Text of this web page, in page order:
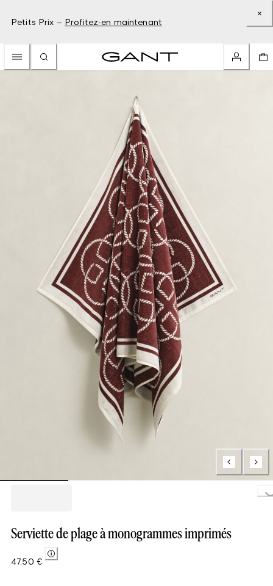
Petits Prix – Profitez-en maintenant
Serviette de plage à monogrammes imprimés
47,50 €